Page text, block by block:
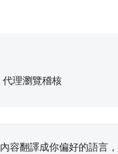
代理瀏覽稽核
容翻譯成你偏好的語言